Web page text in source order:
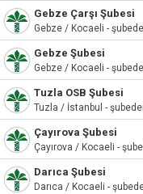
Gebze Çarşı Şubesi
Gebze / Kocaeli -
Gebze Şubesi
Gebze / Kocaeli -
Tuzla OSB Şubesi
Tuzla / İstanbul -
Çayırova Şubesi
Çayırova / Kocaeli -
Darıca Şubesi
Darıca / Kocaeli -